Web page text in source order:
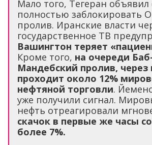
Мало того, Тегеран объявил
полностью заблокировать
пролив. Иранские власти
государственное ТВ
Вашингтон теряет
Кроме того, на очереди
Мандебский пролив,
проходит около 12%
нефтяной торговли.
уже получили сигнал.
нефть отреагировали
скачок в первые же часы
более 7%.